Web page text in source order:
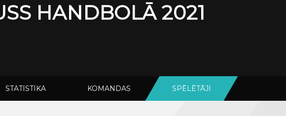
HANDBOLĀ 2021
STATISTIKA KOMANDAS SPĒLĒTĀJI